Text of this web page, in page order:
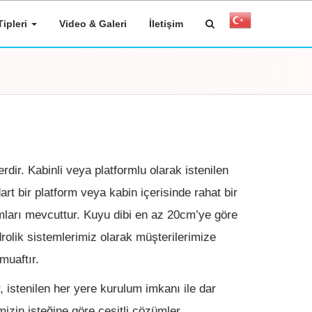
Video & Galeri İletişim
Kabinli veya platformlu olarak istenilen
bir platform veya kabin içerisinde rahat bir
mevcuttur. Kuyu dibi en az 20cm’ye göre
sistemlerimiz olarak müşterilerimize
istenilen her yere kurulum imkanı ile dar